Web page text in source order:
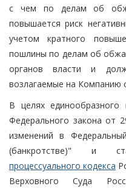
с чем по делам об
повышается риск
учетом кратного
пошлины по делам об
органов власти и
возлагаемые на Компанию
В целях единообразного
Федерального закона от
изменений в
(банкротстве)" и
процессуального кодекса
Верховного Суда